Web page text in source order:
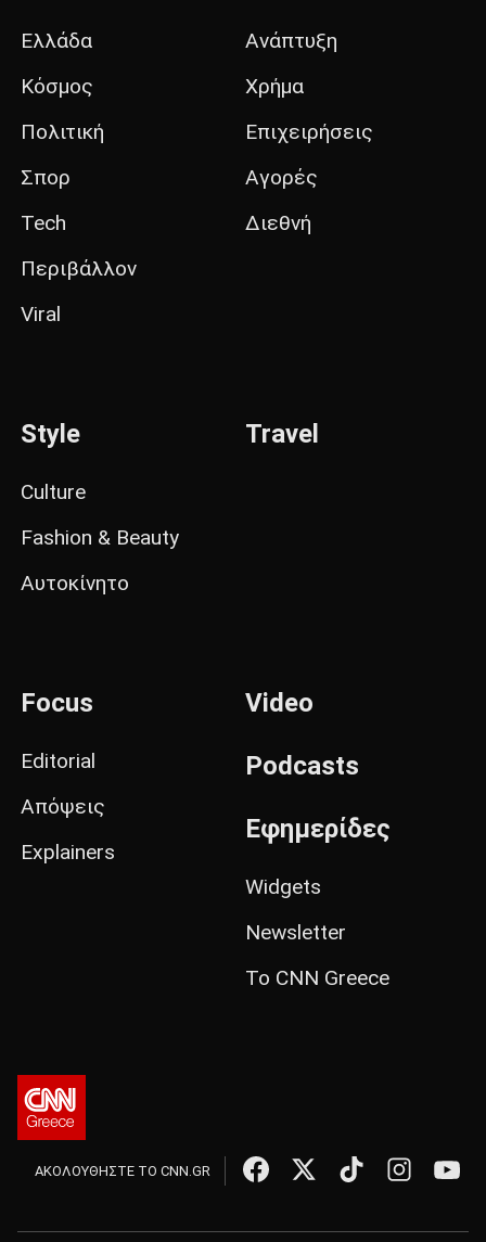
Ελλάδα
Κόσμος
Πολιτική
Σπορ
Tech
Περιβάλλον
Viral
Ανάπτυξη
Χρήμα
Επιχειρήσεις
Αγορές
Διεθνή
Style
Culture
Fashion & Beauty
Αυτοκίνητο
Travel
Focus
Editorial
Απόψεις
Explainers
Video
Podcasts
Εφημερίδες
Widgets
Newsletter
Το CNN Greece
ΑΚΟΛΟΥΘΗΣΤΕ ΤΟ CNN.GR